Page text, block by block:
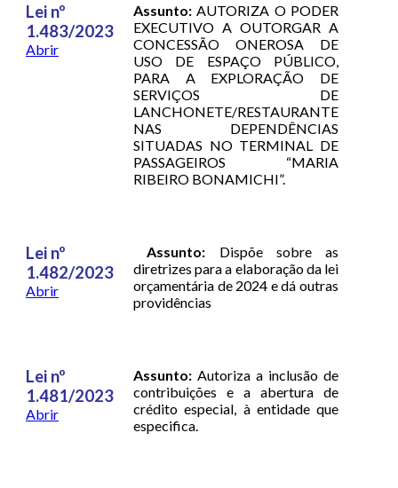
Lei nº
1.483/2023
Abrir
Assunto: AUTORIZA O PODER
EXECUTIVO A OUTORGAR A
CONCESSÃO ONEROSA DE
USO DE ESPAÇO PÚBLICO,
PARA A EXPLORAÇÃO DE
SERVIÇOS DE
LANCHONETE/RESTAURANTE
NAS DEPENDÊNCIAS
SITUADAS NO TERMINAL DE
PASSAGEIROS “MARIA
RIBEIRO BONAMICHI”.
Lei nº
1.482/2023
Abrir
Assunto: Dispõe sobre as
diretrizes para a elaboração da lei
orçamentária de 2024 e dá outras
providências
Lei nº
1.481/2023
Abrir
Assunto: Autoriza a inclusão de
contribuições e a abertura de
crédito especial, à entidade que
especifica.